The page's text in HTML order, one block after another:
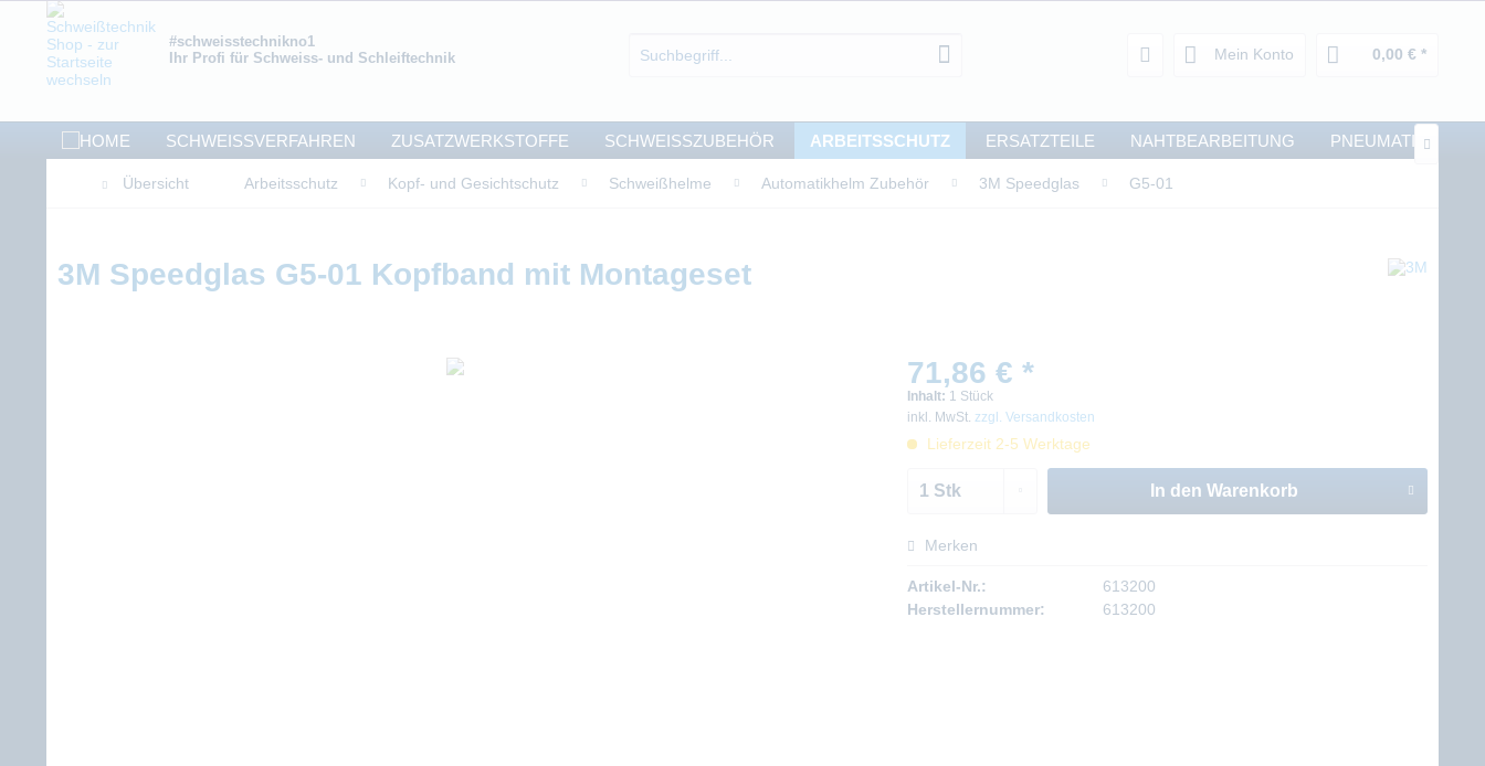
#schweisstechnikno1
Ihr Profi für Schweiss- und Schleiftechnik
Mein Konto 0,00 € *
SCHWEISSVERFAHREN ZUSATZWERKSTOFFE SCHWEISSZUBEHÖR ARBEITSSCHUTZ ERSATZTEILE NAHTBEARBEITUNG PNEUMATIK
Übersicht Arbeitsschutz Kopf- und Gesichtschutz Schweißhelme Automatikhelm Zubehör 3M Speedglas G5-01
3M Speedglas G5-01 Kopfband mit Montageset
71,86 € *
Inhalt: 1 Stück
inkl. MwSt. zzgl. Versandkosten
Lieferzeit 2-5 Werktage
In den Warenkorb
Merken
Artikel-Nr.:
613200
Herstellernummer:
613200